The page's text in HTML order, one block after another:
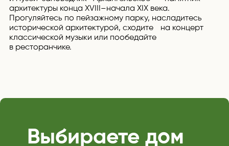
архитектуры конца XVIII–начала XIX века.
Прогуляйтесь по пейзажному парку, насладитесь
исторической архитектурой, сходите на концерт
классической музыки или пообедайте
в ресторанчике.
Выбираете дом